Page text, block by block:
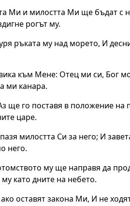
Ми и милостта Ми ще бъдат с
рогът му.
ръката му над морето, И
към Мене: Отец ми си, Бог
ми канара.
ще го поставя в положение на
царе.
милостта Си за него; И
него.
му ще направя да
като дните на небето.
оставят закона Ми, И не